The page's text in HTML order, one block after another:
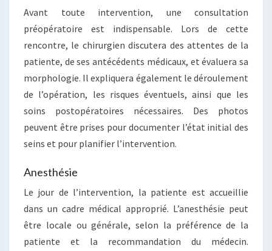
Avant toute intervention, une consultation
préopératoire est indispensable. Lors de cette
rencontre, le chirurgien discutera des attentes de la
patiente, de ses antécédents médicaux, et évaluera sa
morphologie. Il expliquera également le déroulement
de l’opération, les risques éventuels, ainsi que les
soins postopératoires nécessaires. Des photos
peuvent être prises pour documenter l’état initial des
seins et pour planifier l’intervention.
Anesthésie
Le jour de l’intervention, la patiente est accueillie
dans un cadre médical approprié. L’anesthésie peut
être locale ou générale, selon la préférence de la
patiente et la recommandation du médecin.